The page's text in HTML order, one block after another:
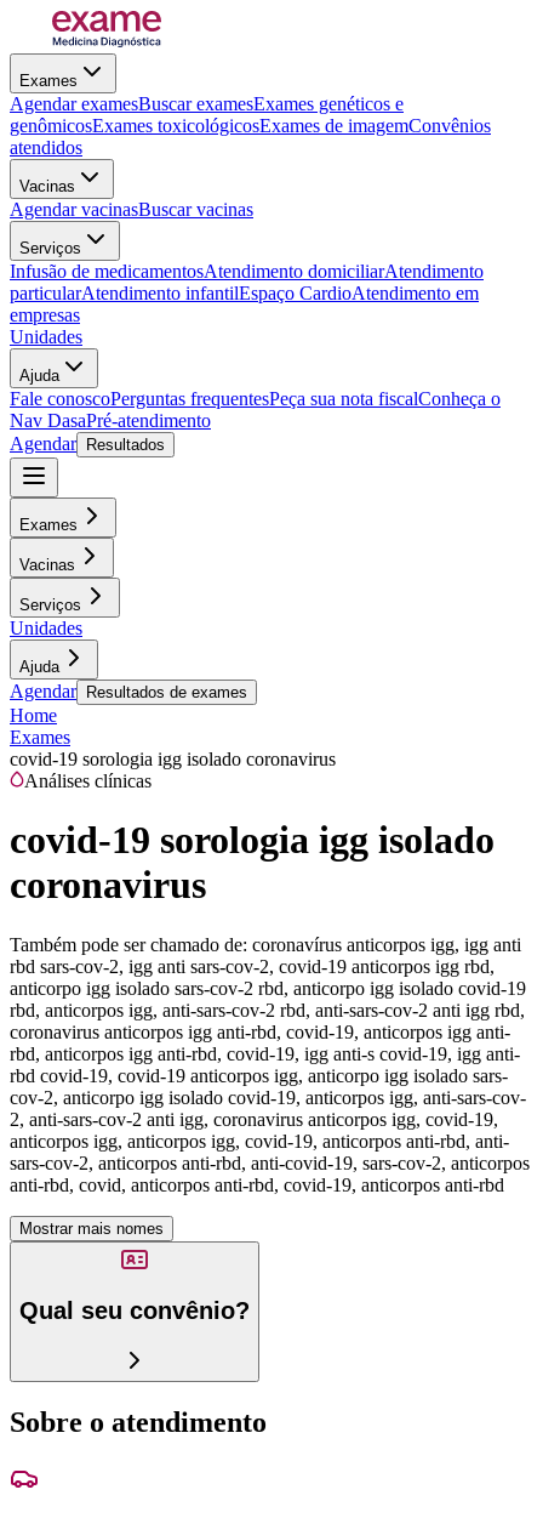
Exames
Agendar examesBuscar examesExames genéticos e
genômicosExames toxicológicosExames de imagemConvênios
atendidos
Vacinas
Agendar vacinasBuscar vacinas
Serviços
Infusão de medicamentosAtendimento domiciliarAtendimento
particularAtendimento infantilEspaço CardioAtendimento em
empresas
Unidades
Ajuda
Fale conoscoPerguntas frequentesPeça sua nota fiscalConheça o
Nav DasaPré-atendimento
Agendar
Resultados
Exames
Vacinas
Serviços
Unidades
Ajuda
Agendar Resultados de exames
Home
Exames
covid-19 sorologia igg isolado coronavirus
Análises clínicas
covid-19 sorologia igg isolado
coronavirus
Também pode ser chamado de: coronavírus anticorpos igg, igg anti
rbd sars-cov-2, igg anti sars-cov-2, covid-19 anticorpos igg rbd,
anticorpo igg isolado sars-cov-2 rbd, anticorpo igg isolado covid-19
rbd, anticorpos igg, anti-sars-cov-2 rbd, anti-sars-cov-2 anti igg rbd,
coronavirus anticorpos igg anti-rbd, covid-19, anticorpos igg anti-
rbd, anticorpos igg anti-rbd, covid-19, igg anti-s covid-19, igg anti-
rbd covid-19, covid-19 anticorpos igg, anticorpo igg isolado sars-
cov-2, anticorpo igg isolado covid-19, anticorpos igg, anti-sars-cov-
2, anti-sars-cov-2 anti igg, coronavirus anticorpos igg, covid-19,
anticorpos igg, anticorpos igg, covid-19, anticorpos anti-rbd, anti-
sars-cov-2, anticorpos anti-rbd, anti-covid-19, sars-cov-2, anticorpos
anti-rbd, covid, anticorpos anti-rbd, covid-19, anticorpos anti-rbd
Mostrar mais nomes
Qual seu convênio?
Sobre o atendimento